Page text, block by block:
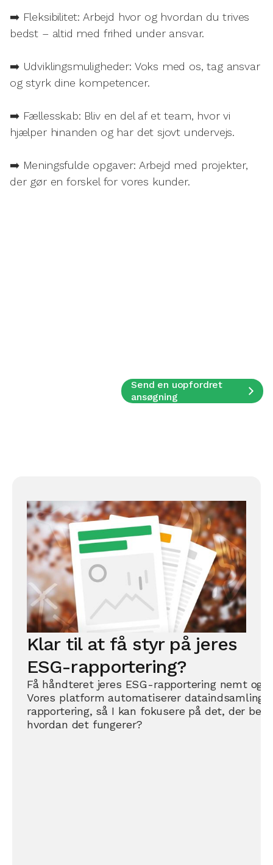
➡️ Fleksibilitet: Arbejd hvor og hvordan du trives
bedst – altid med frihed under ansvar.
➡️ Udviklingsmuligheder: Voks med os, tag ansvar
og styrk dine kompetencer.
➡️ Fællesskab: Bliv en del af et team, hvor vi
hjælper hinanden og har det sjovt undervejs.
➡️ Meningsfulde opgaver: Arbejd med projekter,
der gør en forskel for vores kunder.
Send en uopfordret
ansøgning
Klar til at få styr på jeres
ESG-rapportering?
Få håndteret jeres ESG-rapportering nemt og
Vores platform automatiserer dataindsamling,
rapportering, så I kan fokusere på det, der
hvordan det fungerer?